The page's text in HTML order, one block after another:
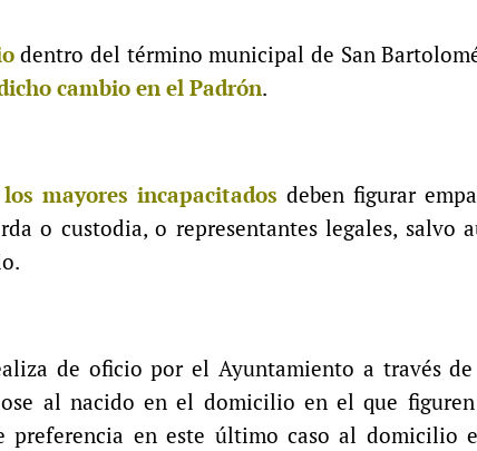
dentro del término municipal de San
cambio en el Padrón.
mayores incapacitados deben figurar
o custodia, o representantes legales, salvo
de oficio por el Ayuntamiento a través
al nacido en el domicilio en el que figuren
preferencia en este último caso al domicilio